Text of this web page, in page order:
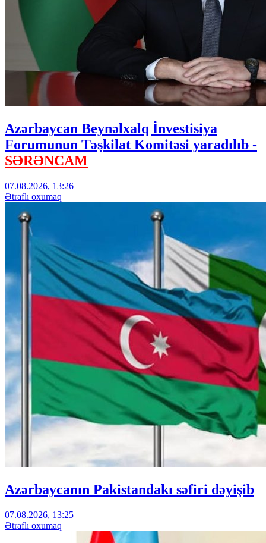
Azərbaycan Beynəlxalq İnvestisiya
Forumunun Təşkilat Komitəsi yaradılıb -
SƏRƏNCAM
07.08.2026, 13:26
Ətraflı oxumaq
Azərbaycanın Pakistandakı səfiri dəyişib
07.08.2026, 13:25
Ətraflı oxumaq